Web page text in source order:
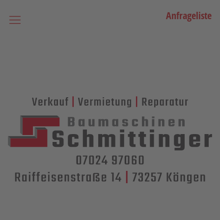
Anfrageliste
Bagger
Lader / Planiermaschinen
Lasergesteuerte Maschinen
Teleskopmaschinen
Miniraupenkrane